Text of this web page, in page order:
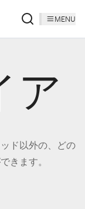
MENU
ア
ド以外の、どの
きます。